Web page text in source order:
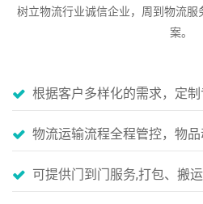
树立物流行业诚信企业，周到物流
案。
根据客户多样化的需求，定
物流运输流程全程管控，物
可提供门到门服务,打包、搬